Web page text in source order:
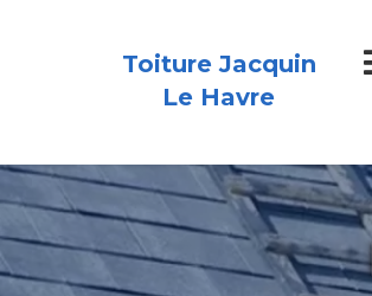
Toiture Jacquin
Le Havre